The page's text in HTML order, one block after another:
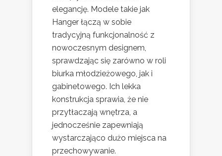
elegancję. Modele takie jak
Hanger łączą w sobie
tradycyjną funkcjonalność z
nowoczesnym designem,
sprawdzając się zarówno w roli
biurka młodzieżowego, jak i
gabinetowego. Ich lekka
konstrukcja sprawia, że nie
przytłaczają wnętrza, a
jednocześnie zapewniają
wystarczająco dużo miejsca na
przechowywanie​​.